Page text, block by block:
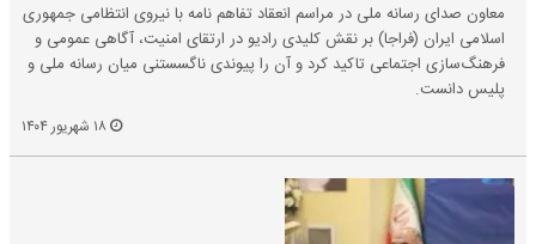
معاون صدای رسانه ملی در مراسم انعقاد تفاهم نامه با نیروی انتظامی جمهوری
اسلامی ایران (فراجا) بر نقش کلیدی رادیو در ارتقای امنیت، آگاهی عمومی و
فرهنگ‌سازی اجتماعی تاکید کرد و آن را پیوندی ناگسستنی میان رسانه ملی و
پلیس دانست.